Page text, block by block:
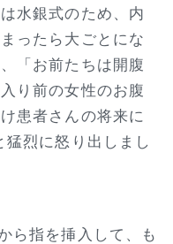
水銀式のため、内
ったら大ごとにな
「お前たちは開腹
り前の女性のお腹
患者さんの将来に
猛烈に怒り出しまし
ら指を挿入して、も